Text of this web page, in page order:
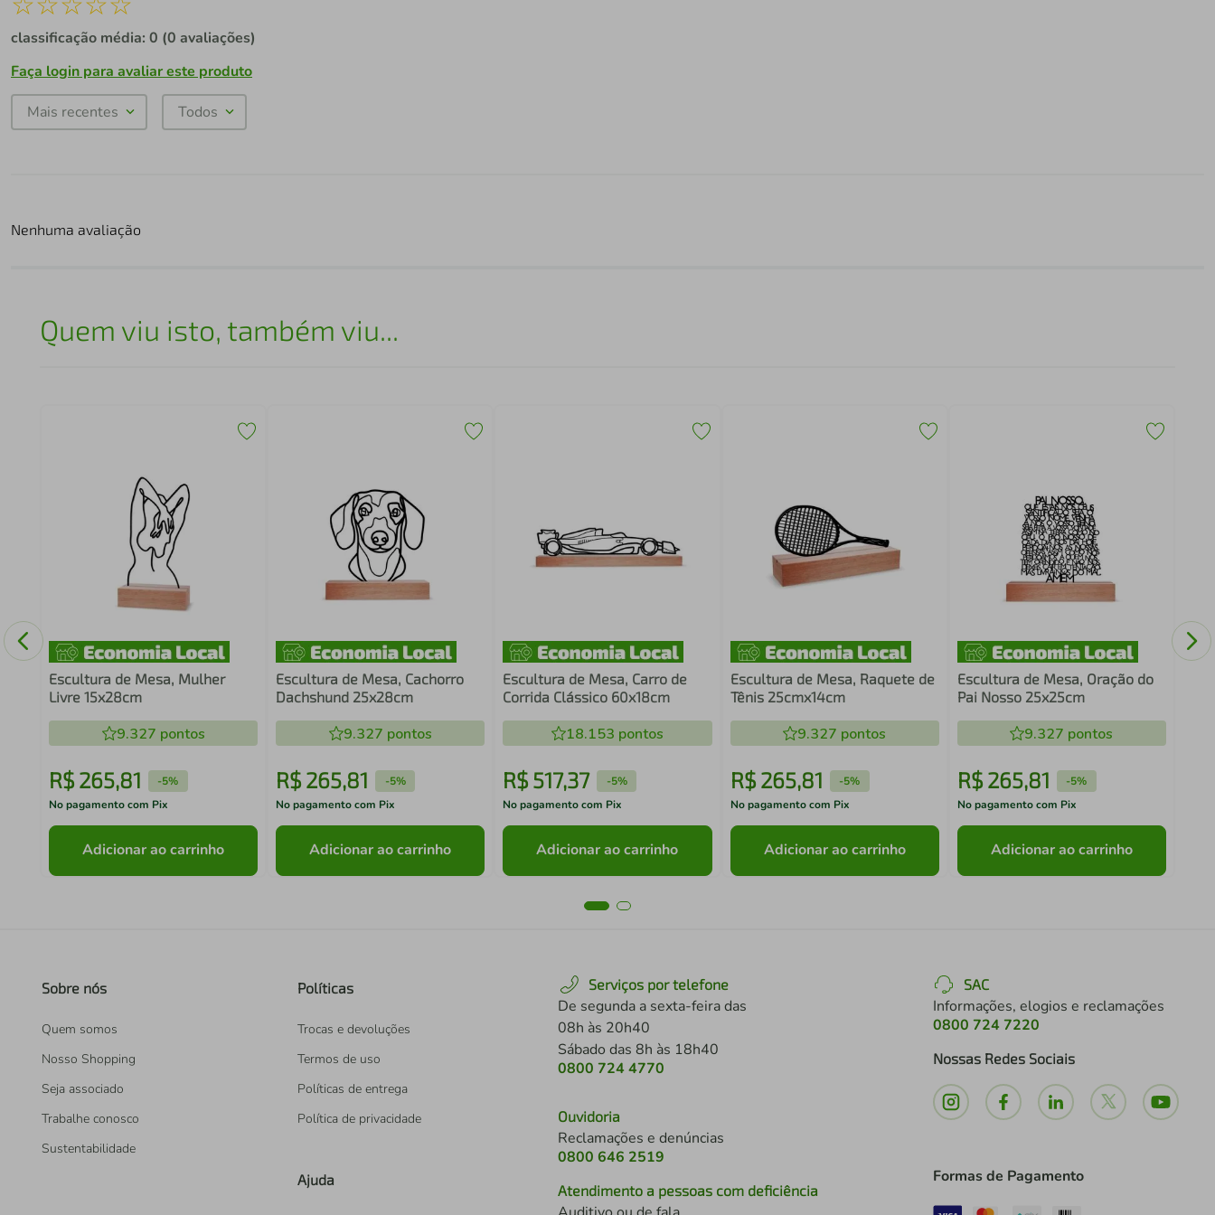
classificação média: 0 (0 avaliações)
Faça login para avaliar este produto
Mais recentes Todos
Nenhuma avaliação
Quem viu isto, também viu...
Escultura de Mesa, Mulher
Livre 15x28cm
9.327 pontos
R$ 265,81 -5%
No pagamento com Pix
Adicionar ao carrinho
Escultura de Mesa, Cachorro
Dachshund 25x28cm
9.327 pontos
R$ 265,81 -5%
No pagamento com Pix
Adicionar ao carrinho
Escultura de Mesa, Carro de
Corrida Clássico 60x18cm
18.153 pontos
R$517,37 -5%
No pagamento com Pix
Adicionar ao carrinho
Escultura de Mesa, Raquete de
Tênis 25cmx14cm
9.327 pontos
R$ 265,81 -5%
No pagamento com Pix
Adicionar ao carrinho
Escultura de Mesa, Oração do
Pai Nosso 25x25cm
9.327 pontos
R$ 265,81 -5%
No pagamento com Pix
Adicionar ao carrinho
Sobre nós
Quem somos
Nosso Shopping
Seja associado
Trabalhe conosco
Sustentabilidade
Políticas
Trocas e devoluções
Termos de uso
Políticas de entrega
Política de privacidade
Ajuda
Serviços por telefone
De segunda a sexta-feira das
08h às 20h40
Sábado das 8h às 18h40
0800 724 4770
Ouvidoria
Reclamações e denúncias
0800 646 2519
Atendimento a pessoas com deficiência
SAC
Informações, elogios e reclamações
0800 724 7220
Nossas Redes Sociais
Formas de Pagamento